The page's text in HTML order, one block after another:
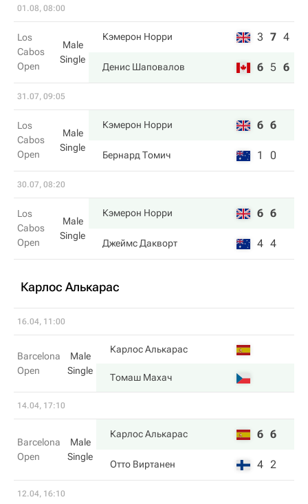
01.08, 08:00
Los
Cabos
Open
Male
Single
Кэмерон Норри 3 7 4
Денис Шаповалов 6 5 6
31.07, 09:05
Los
Cabos
Open
Male
Single
Кэмерон Норри 6 6
Бернард Томич 1 0
30.07, 08:20
Los
Cabos
Open
Male
Single
Кэмерон Норри 6 6
Джеймс Дакворт 4 4
Карлос Алькарас
16.04, 11:00
Barcelona
Open
Male
Single
Карлос Алькарас
Томаш Махач
14.04, 17:10
Barcelona
Open
Male
Single
Карлос Алькарас 6 6
Отто Виртанен 4 2
12.04, 16:10